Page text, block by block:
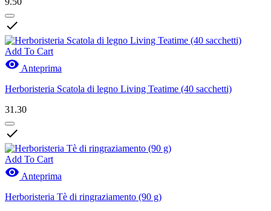

Add To Cart
 Anteprima
Herboristeria Scatola di legno Living Teatime (40 sacchetti)
31.30

Add To Cart
 Anteprima
Herboristeria Tè di ringraziamento (90 g)